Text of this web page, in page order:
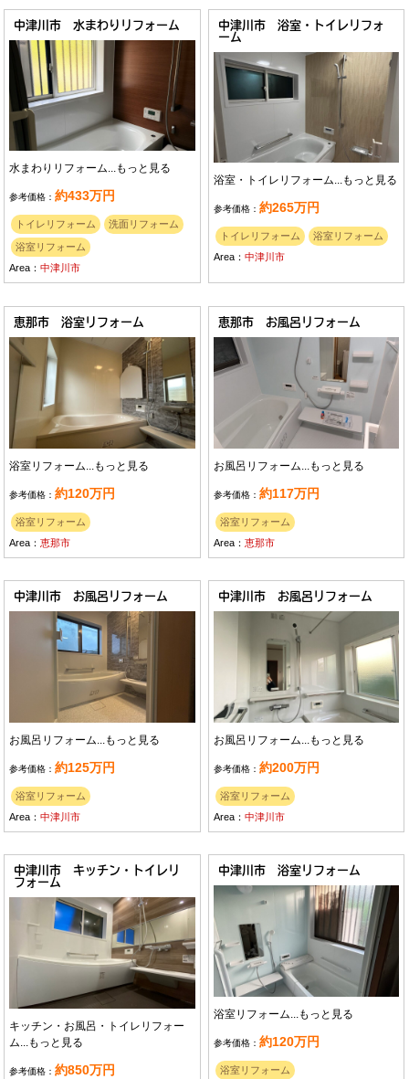
中津川市 水まわりリフォーム
水まわりリフォーム...もっと見る
参考価格：約433万円
トイレリフォーム 洗面リフォーム
浴室リフォーム
Area：中津川市
中津川市 浴室・トイレリフォ
ーム
浴室・トイレリフォーム...もっと見る
参考価格：約265万円
トイレリフォーム
浴室リフォーム
Area：中津川市
恵那市 浴室リフォーム
浴室リフォーム... もっと見る
参考価格：約120万円
浴室リフォーム
Area：恵那市
恵那市 お風呂リフォーム
お風呂リフォーム... もっと見る
参考価格：約117万円
浴室リフォーム
Area：恵那市
中津川市 お風呂リフォーム
お風呂リフォーム...もっと見る
参考価格：約125万円
浴室リフォーム
Area：中津川市
中津川市 お風呂リフォーム
お風呂リフォーム...もっと見る
参考価格：約200万円
浴室リフォーム
Area：中津川市
中津川市 キッチン・トイレリ
フォーム
キッチン・お風呂・トイレリフォー
ム...もっと見る
参考価格：約850万円
中津川市 浴室リフォーム
浴室リフォーム...もっと見る
参考価格：約120万円
浴室リフォーム